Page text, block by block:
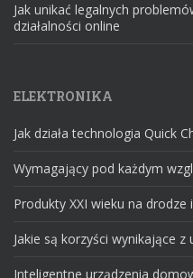
Jak unikać legalnych
działalności online
ELEKTRONIKA
Jak działa technologia Quick
Wymagający pod każdym
Produkty XXI wieku na drodze
Jakie są korzyści wynikające
Inteligentne urządzenia